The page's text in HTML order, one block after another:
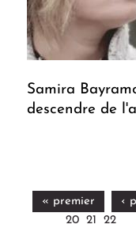
Samira
descendre de
« premier ‹
20
21 22